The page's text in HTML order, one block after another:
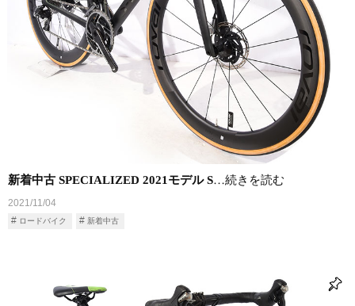
新着中古 SPECIALIZED 2021モデル S…続きを読む
2021/11/04
ロードバイク 新着中古